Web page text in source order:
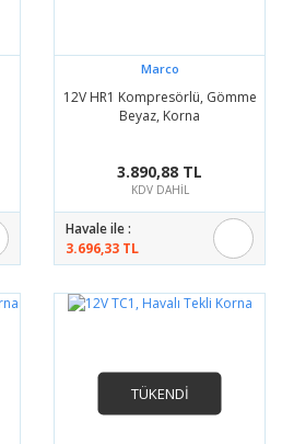
Marco
12V HR1 Kompresörlü, Gömme
Beyaz, Korna
3.890,88 TL
KDV DAHİL
Havale ile :
3.696,33 TL
TÜKENDİ